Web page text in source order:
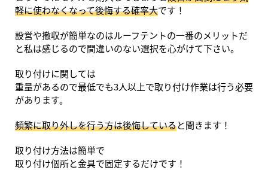
軽に使わなくなって後悔する確率大です！
設営や撤収が簡単なのはルーフテントの一番のメリットだ
と私は感じるので間違いのない選択を心がけて下さい。
取り付けに関しては
重量があるので最低でも3人以上で取り付け作業は行う必要
があります。
頻繁に取り外しを行う方は後悔していると聞きます！
取り付け方法は簡単で
取り付け個所と金具で固定するだけです！